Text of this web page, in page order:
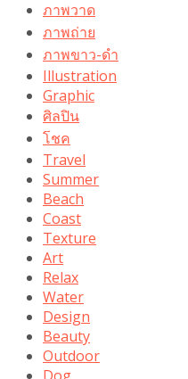
ภาพวาด
ภาพถ่าย
ภาพขาว-ดำ
Illustration
Graphic
ศิลปิน
โชค
Travel
Summer
Beach
Coast
Texture
Art
Relax
Water
Design
Beauty
Outdoor